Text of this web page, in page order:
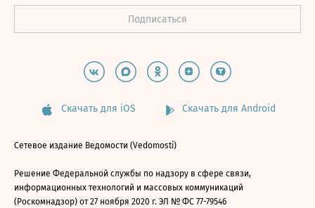
Скачать для iOS Скачать для Android
Сетевое издание Ведомости (Vedomosti)
Решение Федеральной службы по надзору в сфере связи,
информационных технологий и массовых коммуникаций
(Роскомнадзор) от 27 ноября 2020 г. ЭЛ № ФС 77-79546